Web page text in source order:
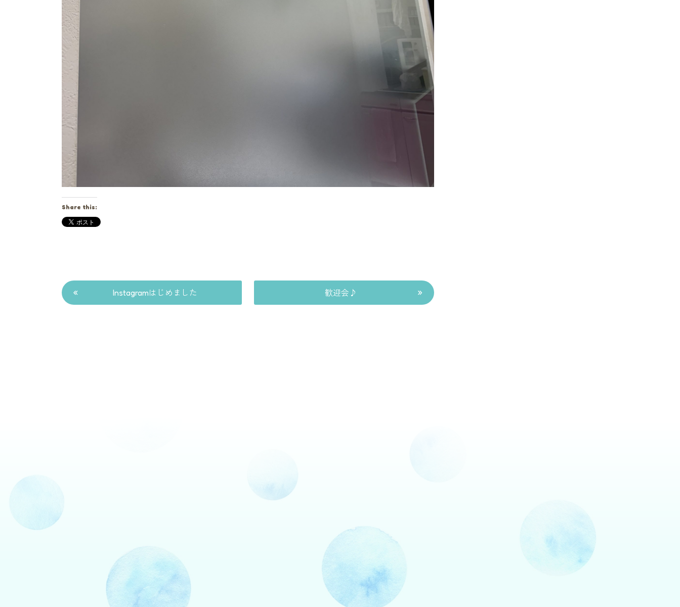
Share this:
« Instagramはじめました 歓迎会♪ »